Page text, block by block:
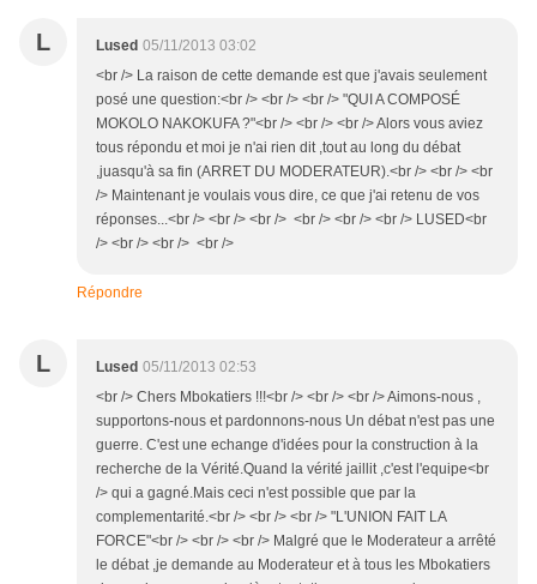
L Lused 05/11/2013 03:02
<br /> La raison de cette demande est que j'avais seulement
posé une question:<br /> <br /> <br /> "QUI A COMPOSÉ
MOKOLO NAKOKUFA ?"<br /> <br /> <br /> Alors vous aviez
tous répondu et moi je n'ai rien dit ,tout au long du débat
,juasqu'à sa fin (ARRET DU MODERATEUR).<br /> <br /> <br
/> Maintenant je voulais vous dire, ce que j'ai retenu de vos
réponses...<br /> <br /> <br /> <br /> <br /> <br /> LUSED<br
/> <br /> <br /> <br />
Répondre
L Lused 05/11/2013 02:53
<br /> Chers Mbokatiers !!!<br /> <br /> <br /> Aimons-nous ,
supportons-nous et pardonnons-nous Un débat n'est pas une
guerre. C'est une echange d'idées pour la construction à la
recherche de la Vérité.Quand la vérité jaillit ,c'est l'equipe<br
/> qui a gagné.Mais ceci n'est possible que par la
complementarité.<br /> <br /> <br /> "L'UNION FAIT LA
FORCE"<br /> <br /> <br /> Malgré que le Moderateur a arrêté
le débat ,je demande au Moderateur et à tous les Mbokatiers